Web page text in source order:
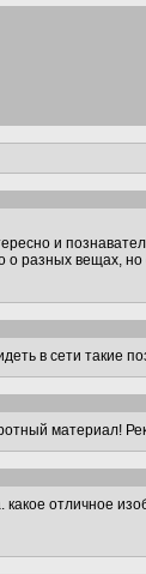
и
разных вещах, но
в сети такие
материал!
какое отличное